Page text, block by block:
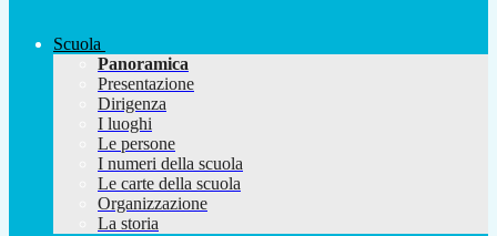
Scuola
Panoramica
Presentazione
Dirigenza
I luoghi
Le persone
I numeri della scuola
Le carte della scuola
Organizzazione
La storia